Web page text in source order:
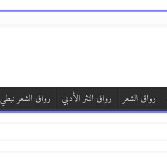
رواق الشعر رواق النثر الأدبي رواق الشعر نبطي